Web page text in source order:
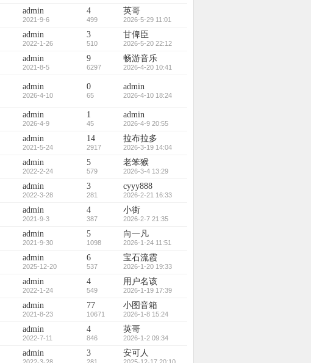
admin
2021-9-6
4
499
英哥
2026-5-29 11:01
admin
2022-1-26
3
510
甘俾臣
2026-5-20 22:12
admin
2021-8-5
9
6297
畅游音乐
2026-4-20 10:41
admin
2026-4-10
0
65
admin
2026-4-10 18:24
admin
2026-4-9
1
45
admin
2026-4-9 20:55
admin
2021-5-24
14
2917
拉布拉多
2026-3-19 14:04
admin
2022-2-24
5
579
老笨猴
2026-3-4 13:29
admin
2022-3-28
3
281
cyyy888
2026-2-21 16:33
admin
2021-9-3
4
387
小街
2026-2-7 21:35
admin
2021-9-30
5
1098
向一凡
2026-1-24 11:51
admin
2025-12-20
6
537
宝石流霞
2026-1-20 19:33
admin
2022-1-24
4
549
用户名该
2026-1-19 17:39
admin
2021-8-23
77
10671
小图音箱
2026-1-8 15:24
admin
2022-7-11
4
846
英哥
2026-1-2 09:34
admin 3 安可人